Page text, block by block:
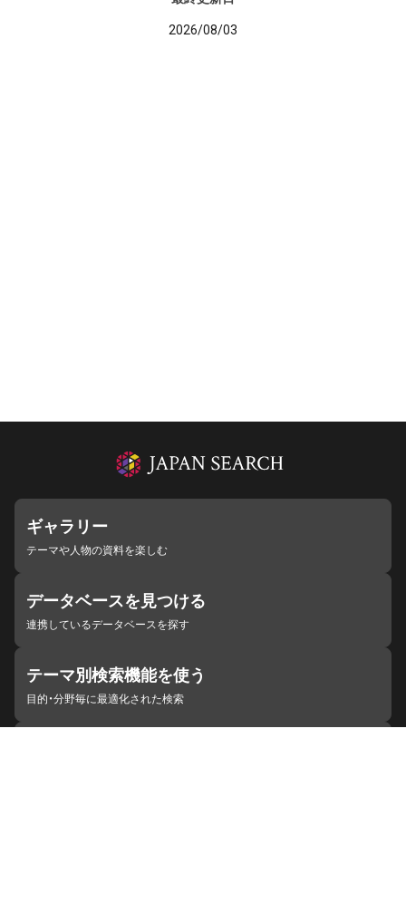
2026/08/03
ギャラリー
テーマや人物の資料を楽しむ
データベースを見つける
連携しているデータベースを探す
テーマ別検索機能を使う
目的・分野毎に最適化された検索